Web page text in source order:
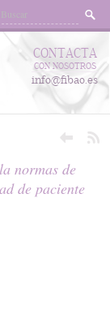
CONTACTA
CON NOSOTROS
info@fibao.es
normas de
de paciente